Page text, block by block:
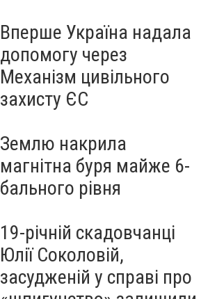
Вперше Україна надала
допомогу через
Механізм цивільного
захисту ЄС
Землю накрила
магнітна буря майже 6-
бального рівня
19-річній скадовчанці
Юлії Соколовій,
засудженій у справі про